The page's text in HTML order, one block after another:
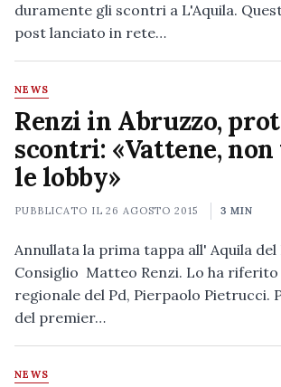
duramente gli scontri a L'Aquila.
post lanciato in rete…
NEWS
Renzi in Abruzzo,
scontri: «Vattene,
le lobby»
PUBBLICATO IL26 AGOSTO 2015 3 MIN
Annullata la prima tappa all' Aquila
Consiglio Matteo Renzi. Lo ha
regionale del Pd, Pierpaolo Pietrucci.
del premier…
NEWS